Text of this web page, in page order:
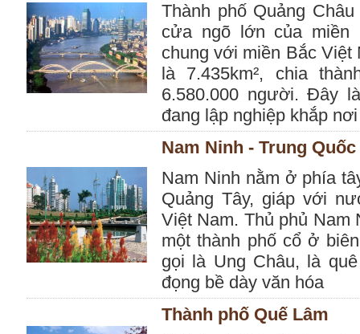
Thành phố Quảng
cửa ngõ lớn của miền
chung với miền Bắc Việt
là 7.435km², chia
6.580.000 người. Đây
đang lập nghiệp khắp
Nam Ninh - Trung Quốc
Nam Ninh nằm ở phía
Quảng Tây, giáp với
Việt Nam. Thủ phủ Nam
một thành phố cổ ở
gọi là Ung Châu, là
đọng bề dày văn hóa
Thành phố Quế Lâm